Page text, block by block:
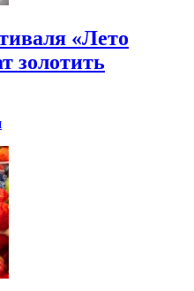
«Лето
золотить